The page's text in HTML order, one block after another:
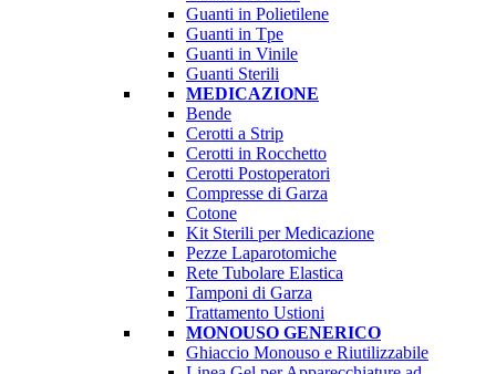
Guanti in Polietilene
Guanti in Tpe
Guanti in Vinile
Guanti Sterili
MEDICAZIONE
Bende
Cerotti a Strip
Cerotti in Rocchetto
Cerotti Postoperatori
Compresse di Garza
Cotone
Kit Sterili per Medicazione
Pezze Laparotomiche
Rete Tubolare Elastica
Tamponi di Garza
Trattamento Ustioni
MONOUSO GENERICO
Ghiaccio Monouso e Riutilizzabile